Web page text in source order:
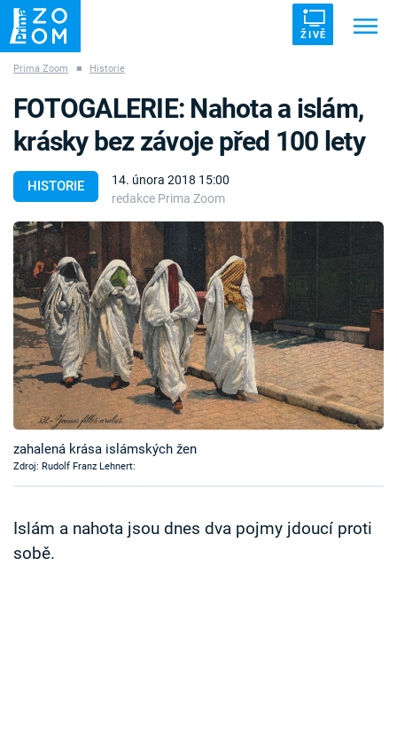
ŽIVĚ
ZÁHADY VETŘELCI DÁVNOVĚKU
Témata
Témata
Pořady
TV Program
Časopis
Sledujte prima+
Prima Zoom ■ Historie
HISTORIE
14. února 2018 15:00
redakce Prima Zoom
FOTOGALERIE: Nahota a islám,
krásky bez závoje před 100 lety
zahalená krása islámských žen
Zdroj: Rudolf Franz Lehnert:
Islám a nahota jsou dnes dva pojmy jdoucí proti
sobě.